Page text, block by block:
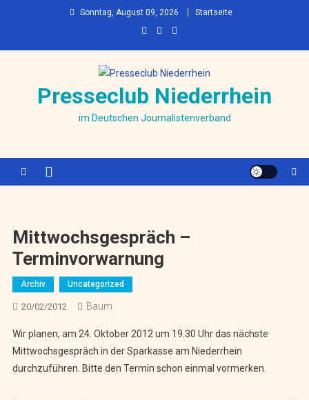
Sonntag, August 09, 2026 Startseite
Presseclub Niederrhein
im Deutschen Journalistenverband
Mittwochsgespräch –
Terminvorwarnung
Archiv Uncategorized
20/02/2012 Baum
Wir planen, am 24. Oktober 2012 um 19.30 Uhr das nächste
Mittwochsgespräch in der Sparkasse am Niederrhein
durchzuführen. Bitte den Termin schon einmal vormerken.